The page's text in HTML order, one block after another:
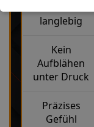
langlebig
Kein
Aufblähen
unter Druck
Präzises
Gefühl